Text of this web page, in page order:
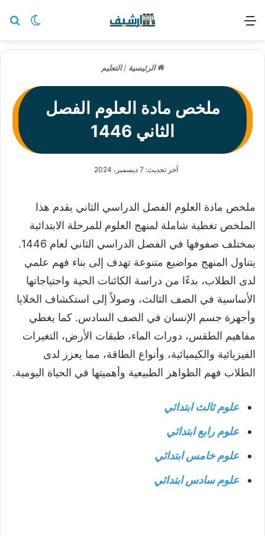
الوضع القائمة
الرئيسية / التعليم
ملخص مادة العلوم الفصل
الثاني 1446
آخر تحديث: 7 ديسمبر، 2024
ملخص مادة العلوم الفصل الدراسي الثاني يقدم هذا
الملخص تغطية شاملة لمنهج العلوم للمرحلة الابتدائية
بمختلف صفوفها في الفصل الدراسي الثاني لعام 1446.
يتناول المنهج مواضيع متنوعة تهدف إلى بناء فهم علمي
لدى الطلاب، بدءًا من دراسة الكائنات الحية واحتياجاتها
الأساسية في الصف الثالث، وصولاً إلى استكشاف الخلايا
وأجهزة جسم الإنسان في الصف السادس. كما يغطي
مفاهيم الطقس، دورات الماء، طبقات الأرض، التغيرات
الفيزيائية والكيميائية، وأنواع الطاقة، مما يعزز لدى
الطلاب فهم الظواهر الطبيعية وأهميتها في الحياة اليومية.
علوم ثالث ابتدائي
علوم رابع ابتدائي
علوم خامس ابتدائي
علوم سادس ابتدائي